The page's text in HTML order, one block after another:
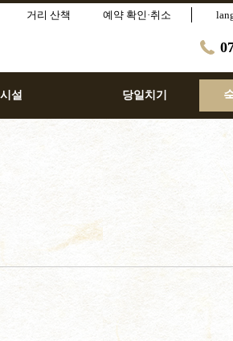
거리 산책 예약 확인·취소
설 당일치기